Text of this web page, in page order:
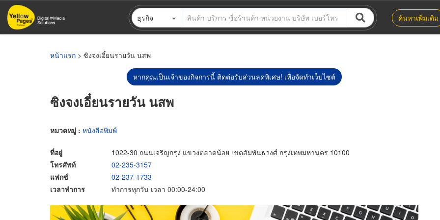
ข้าม
ไป
ธุรกิจ ค้นหาเพิ่มเติม
หน้าแรก > ซิงจงเอี๋ยนรายวัน นสพ
หากคุณเป็นเจ้าของกิจการนี้ ติดต่อรับส่วนลดพิเศษ! เพื่อจัดทำเว็บไซต์
ซิงจงเอี๋ยนรายวัน นสพ
หมวดหมู่ : หนังสือพิมพ์
ที่อยู่
1022-30 ถนนเจริญกรุง แขวงตลาดน้อย เขตสัมพันธวงศ์ กรุงเทพมหานคร 10100
โทรศัพท์
02-235-3157
แฟกซ์
02-237-1733
เวลาทำการ
ทำการทุกวัน เวลา 00:00-24:00